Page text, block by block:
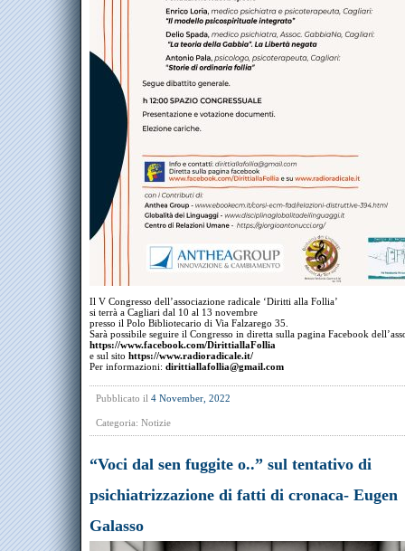
Il V Congresso dell’associazione radicale ‘Diritti alla Follia’
si terrà a Cagliari dal 10 al 13 novembre
presso il Polo Bibliotecario di Via Falzarego 35.
Sarà possibile seguire il Congresso in diretta sulla pagina Facebook
https://www.facebook.com/DirittiallaFollia
e sul sito https://www.radioradicale.it/
Per informazioni: dirittiallafollia@gmail.com
Pubblicato il 4 November, 2022
Categoria: Notizie
“Voci dal sen fuggite o..” sul tentativo di
psichiatrizzazione di fatti di cronaca- Eugen
Galasso